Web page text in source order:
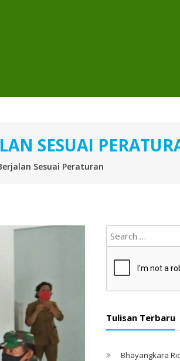
SESUAI
Sesuai Peraturan
Tulisan Terbaru
Bhayangkara